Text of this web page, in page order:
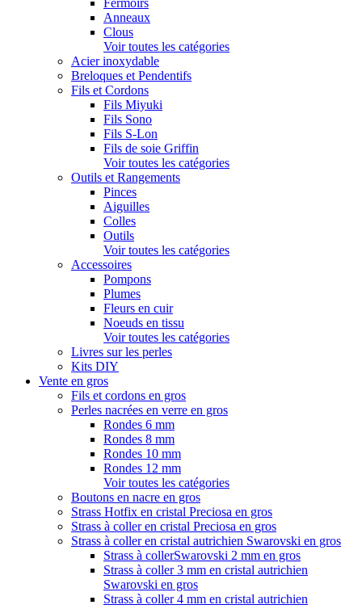
Fermoirs
Anneaux
Clous
Voir toutes les catégories
Acier inoxydable
Breloques et Pendentifs
Fils et Cordons
Fils Miyuki
Fils Sono
Fils S-Lon
Fils de soie Griffin
Voir toutes les catégories
Outils et Rangements
Pinces
Aiguilles
Colles
Outils
Voir toutes les catégories
Accessoires
Pompons
Plumes
Fleurs en cuir
Noeuds en tissu
Voir toutes les catégories
Livres sur les perles
Kits DIY
Vente en gros
Fils et cordons en gros
Perles nacrées en verre en gros
Rondes 6 mm
Rondes 8 mm
Rondes 10 mm
Rondes 12 mm
Voir toutes les catégories
Boutons en nacre en gros
Strass Hotfix en cristal Preciosa en gros
Strass à coller en cristal Preciosa en gros
Strass à coller en cristal autrichien Swarovski en gros
Strass à collerSwarovski 2 mm en gros
Strass à coller 3 mm en cristal autrichien
Swarovski en gros
Strass à coller 4 mm en cristal autrichien